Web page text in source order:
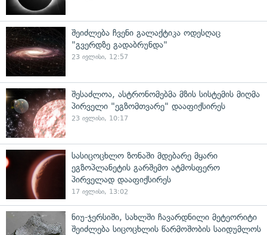
შეიძლება ჩვენი გალაქტიკა ოდესღაც
"გვერდზე გადაბრუნდა"
23 ივლისი, 12:57
შესაძლოა, ასტრონომებმა მზის სისტემის მიღმა
პირველი "ეგზომთვარე" დააფიქსირეს
23 ივლისი, 10:17
სასიცოცხლო ზონაში მდებარე მყარი
ეგზოპლანეტის გარშემო ატმოსფერო
პირველად დააფიქსირეს
17 ივლისი, 13:02
ნიუ-ჯერსიში, სახლში ჩავარდნილი მეტეორიტი
შეიძლება სიცოცხლის წარმოშობის საიდუმლოს